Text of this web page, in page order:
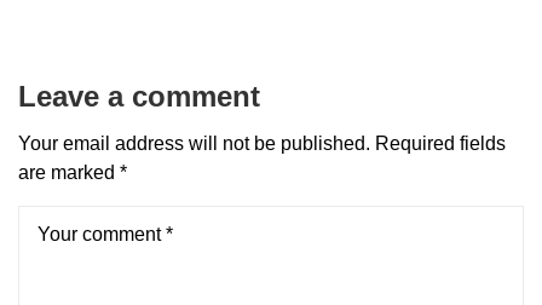
Leave a comment
Your email address will not be published. Required fields
are marked *